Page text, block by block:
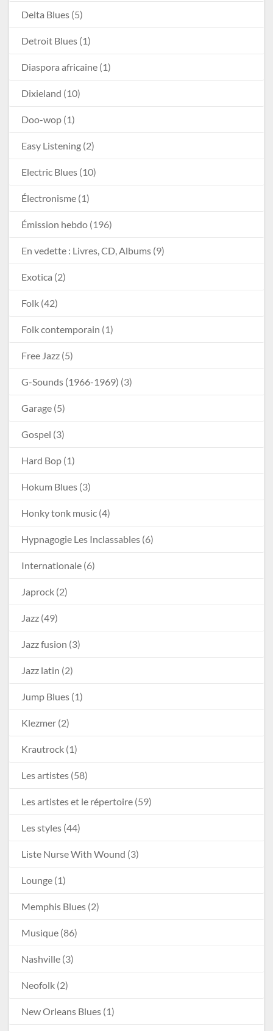
Delta Blues (5)
Detroit Blues (1)
Diaspora africaine (1)
Dixieland (10)
Doo-wop (1)
Easy Listening (2)
Electric Blues (10)
Électronisme (1)
Émission hebdo (196)
En vedette : Livres, CD, Albums (9)
Exotica (2)
Folk (42)
Folk contemporain (1)
Free Jazz (5)
G-Sounds (1966-1969) (3)
Garage (5)
Gospel (3)
Hard Bop (1)
Hokum Blues (3)
Honky tonk music (4)
Hypnagogie Les Inclassables (6)
Internationale (6)
Japrock (2)
Jazz (49)
Jazz fusion (3)
Jazz latin (2)
Jump Blues (1)
Klezmer (2)
Krautrock (1)
Les artistes (58)
Les artistes et le répertoire (59)
Les styles (44)
Liste Nurse With Wound (3)
Lounge (1)
Memphis Blues (2)
Musique (86)
Nashville (3)
Neofolk (2)
New Orleans Blues (1)